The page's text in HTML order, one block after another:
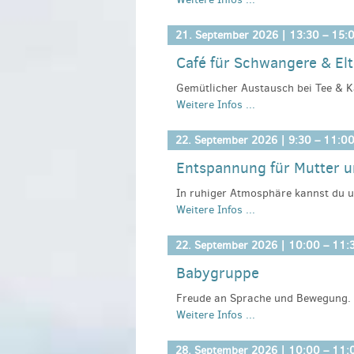
Der Kurs wird von der IKKBB
Kosten:kostenlos wir freuen uns
Anmeldeinformationen:
Netzwerk
Telefon 03391/402300 oder
Anmeldeinformationen:
https://kangatraining.info/at_de/
21. September 2026 | 13:30 –
Café für Schwangere &
Gemütlicher Austausch bei Tee &
vieles mehr (fast) jeden Montag
Kosten:kostenlos, wir freuen uns
Telefon 033971.604506 oder
Bitte melden Sie sich bis
Weitere Infos ...
22. September 2026 | 9:30 – 11:00
Entspannung für Mutter
In ruhiger Atmosphäre kannst du
seinen Körper besser
zwischen Mutter und Kind wird
mit Ines Eckert,
Weitere Infos ...
22. September 2026 | 10:00 –
Babygruppe
Freude an Sprache und
Fingerspiele und Kinderlieder
miteinander teilen.
Weitere Infos ...
28. September 2026 | 10:00 –